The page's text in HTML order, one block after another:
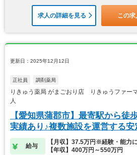
求人の詳細を見る この
更新日：2025年12月12日
正社員 調剤薬局
りきゅう薬局 がまごおり店 りきゅうファー
人
【愛知県蒲郡市】最寄駅から徒
実績あり♪複数施設を運営する
実◎
給与
【月収】37.5万円※経験・能力
【年収】400万円～550万円